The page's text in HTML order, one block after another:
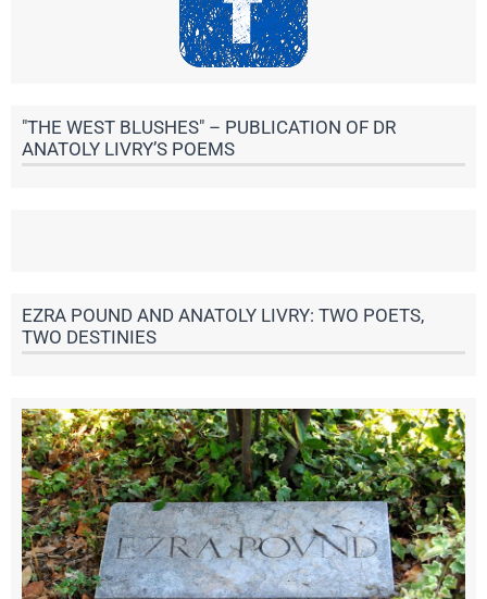
"THE WEST BLUSHES" – PUBLICATION OF DR
ANATOLY LIVRY’S POEMS
EZRA POUND AND ANATOLY LIVRY: TWO POETS,
TWO DESTINIES